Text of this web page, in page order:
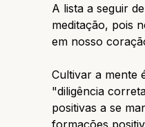
A lista a seguir
meditação, pois
em nosso
Cultivar a mente
"diligência
positivas a se
formações